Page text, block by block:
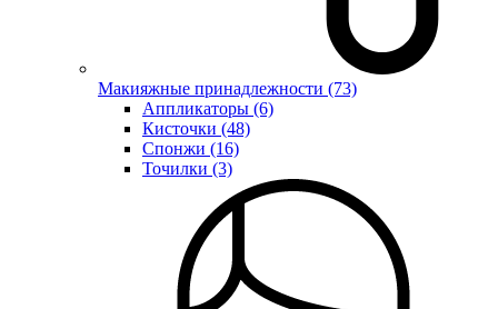
Макияжные принадлежности (73)
Аппликаторы (6)
Кисточки (48)
Спонжи (16)
Точилки (3)